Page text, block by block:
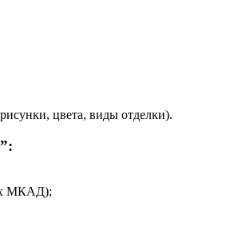
цвета, виды отделки).
МКАД);